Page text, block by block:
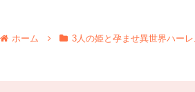
ホーム 3人の姫と孕ませ異世界ハーレ